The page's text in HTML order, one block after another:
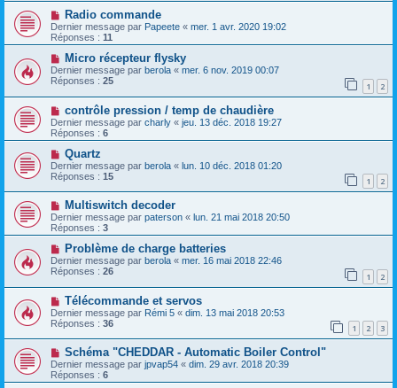
Radio commande
Dernier message par Papeete « mer. 1 avr. 2020 19:02
Réponses : 11
Micro récepteur flysky
Dernier message par berola « mer. 6 nov. 2019 00:07
Réponses : 25 1 2
contrôle pression / temp de chaudière
Dernier message par charly « jeu. 13 déc. 2018 19:27
Réponses : 6
Quartz
Dernier message par berola « lun. 10 déc. 2018 01:20
Réponses : 15 1 2
Multiswitch decoder
Dernier message par paterson « lun. 21 mai 2018 20:50
Réponses : 3
Problème de charge batteries
Dernier message par berola « mer. 16 mai 2018 22:46
Réponses : 26 1 2
Télécommande et servos
Dernier message par Rémi 5 « dim. 13 mai 2018 20:53
Réponses : 36 1 2 3
Schéma "CHEDDAR - Automatic Boiler Control"
Dernier message par jpvap54 « dim. 29 avr. 2018 20:39
Réponses : 6